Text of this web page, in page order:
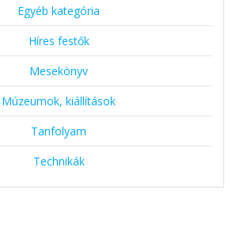
Egyéb kategória
Híres festők
Mesekönyv
Múzeumok, kiállítások
Tanfolyam
Technikák